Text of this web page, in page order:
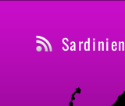
Sardinien